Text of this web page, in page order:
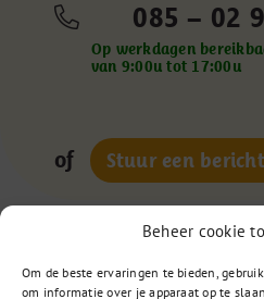
Beheer cookie
Om de beste ervaringen te bieden,
om informatie over je apparaat op te
085 – 02
Op werkdagen
van 9:00u tot 17:00u
of Stuur een bericht